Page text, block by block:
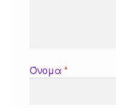
Όνομα *